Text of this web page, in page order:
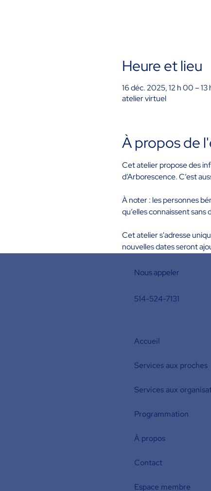
Heure et lieu
16 déc. 2025, 12 h 00 – 13
atelier virtuel
À propos de
Cet atelier propose des
d’Arborescence. C’est
À noter : les personnes
qu’elles connaissent sans
Cet atelier s'adresse
nouvelles dates seront
Nous appeler
514-524-7131
Accueil
Services aux proches
Services aux
Programmation
À propos
Contact
Espace membre